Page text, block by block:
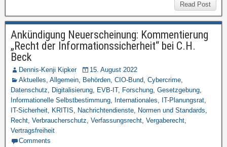
Read Post
Ankündigung Neuerscheinung: Kommentierung
„Recht der Informationssicherheit“ bei C.H.
Beck
Dennis-Kenji Kipker
15. August 2022
Aktuelles, Allgemein, Behörden, CIO-Bund, Cybercrime,
Datenschutz, Digitalisierung, EVB-IT, Forschung, Gesetzgebung,
Informationelle Selbstbestimmung, Internationales, IT-Planungsrat,
IT-Sicherheit, KRITIS, Nachrichtendienste, Normen und Standards,
Recht, Verbraucherschutz, Verfassungsrecht, Vergaberecht,
Vertragsfreiheit
Comments